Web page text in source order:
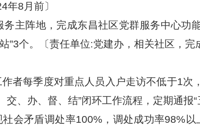
年8月前〕
务主阵地，完成东昌社区党群服务中心功
”3个。〔责任单位:党建办，相关社区，完
者每季度对重点人员入户走访不低于1次
交、办、督、结”闭环工作流程，定期通报
会矛盾调处率100%，调处成功率98%